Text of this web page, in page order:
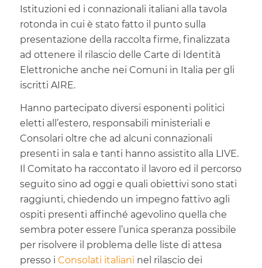
Istituzioni ed i connazionali italiani alla tavola
rotonda in cui è stato fatto il punto sulla
presentazione della raccolta firme, finalizzata
ad ottenere il rilascio delle Carte di Identità
Elettroniche anche nei Comuni in Italia per gli
iscritti AIRE.
Hanno partecipato diversi esponenti politici
eletti all’estero, responsabili ministeriali e
Consolari oltre che ad alcuni connazionali
presenti in sala e tanti hanno assistito alla LIVE.
Il Comitato ha raccontato il lavoro ed il percorso
seguito sino ad oggi e quali obiettivi sono stati
raggiunti, chiedendo un impegno fattivo agli
ospiti presenti affinché agevolino quella che
sembra poter essere l’unica speranza possibile
per risolvere il problema delle liste di attesa
presso i Consolati italiani nel rilascio dei